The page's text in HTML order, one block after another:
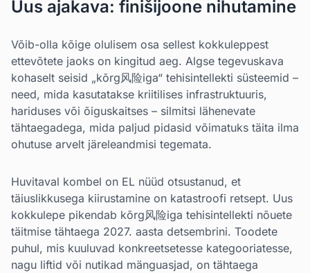
Uus ajakava: finišijoone nihutamine
Võib-olla kõige olulisem osa sellest kokkuleppest
ettevõtete jaoks on kingitud aeg. Algse tegevuskava
kohaselt seisid „kõrg风险iga“ tehisintellekti süsteemid –
need, mida kasutatakse kriitilises infrastruktuuris,
hariduses või õiguskaitses – silmitsi lähenevate
tähtaegadega, mida paljud pidasid võimatuks täita ilma
ohutuse arvelt järeleandmisi tegemata.
Huvitaval kombel on EL nüüd otsustanud, et
täiuslikkusega kiirustamine on katastroofi retsept. Uus
kokkulepe pikendab kõrg风险iga tehisintellekti nõuete
täitmise tähtaega 2027. aasta detsembrini. Toodete
puhul, mis kuuluvad konkreetsetesse kategooriatesse,
nagu liftid või nutikad mänguasjad, on tähtaega